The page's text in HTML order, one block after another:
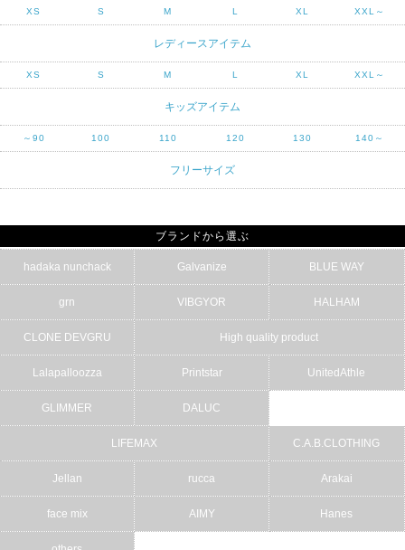
XS S M L XL XXL～
レディースアイテム
XS S M L XL XXL～
キッズアイテム
～90 100 110 120 130 140～
フリーサイズ
ブランドから選ぶ
hadaka nunchack Galvanize BLUE WAY
grn VIBGYOR HALHAM
CLONE DEVGRU High quality product
Lalapalloozza Printstar UnitedAthle
GLIMMER DALUC
LIFEMAX C.A.B.CLOTHING
Jellan rucca Arakai
face mix AIMY Hanes